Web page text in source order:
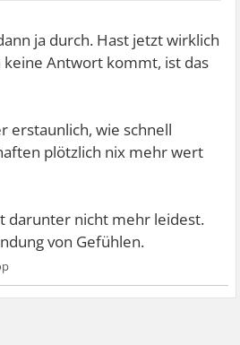
ja durch. Hast jetzt wirklich
keine Antwort kommt, ist das
erstaunlich, wie schnell
plötzlich nix mehr wert
darunter nicht mehr leidest.
von Gefühlen.